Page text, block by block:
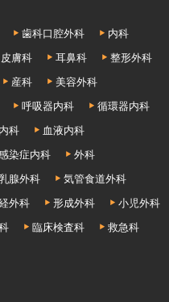
歯科口腔外科
内科
皮膚科 耳鼻科
整形外科
産科
美容外科
呼吸器内科
循環器内科
科
血液内科
染症内科
外科
腺外科
気管食道外科
外科 形成外科
小児外科
臨床検査科
救急科